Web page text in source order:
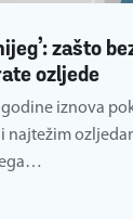
zašto
ozljede
iznova
najtežim